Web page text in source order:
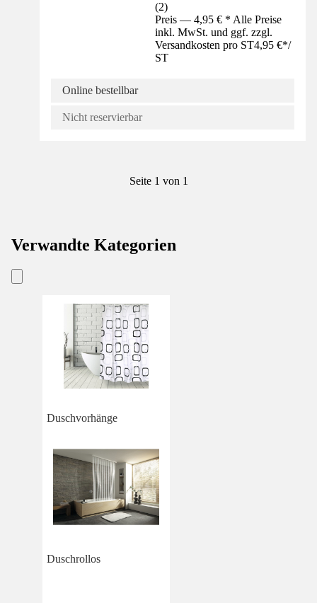
(2)
Preis — 4,95 € * Alle Preise
inkl. MwSt. und ggf. zzgl.
Versandkosten pro ST4,95 €*/
ST
Online bestellbar
Nicht reservierbar
Seite 1 von 1
Verwandte Kategorien
Duschvorhänge
Duschrollos